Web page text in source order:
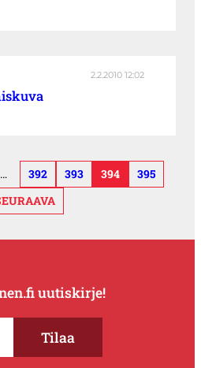
2.2.2010 12:02
… 392 393 394
395
uutiskirje!